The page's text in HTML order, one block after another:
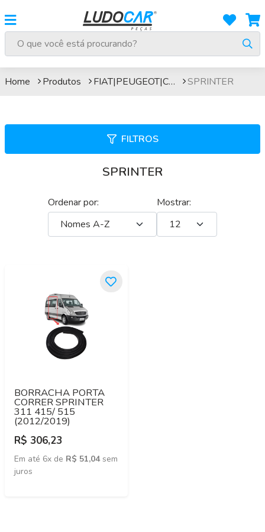
Home Produtos FIAT|PEUGEOT|CITROEN SPRINTER
SPRINTER
FILTROS
SPRINTER
Ordenar por: Mostrar:
BORRACHA PORTA
CORRER SPRINTER
311 415/ 515
(2012/2019)
R$ 306,23
Em até 6x de R$ 51,04sem
juros